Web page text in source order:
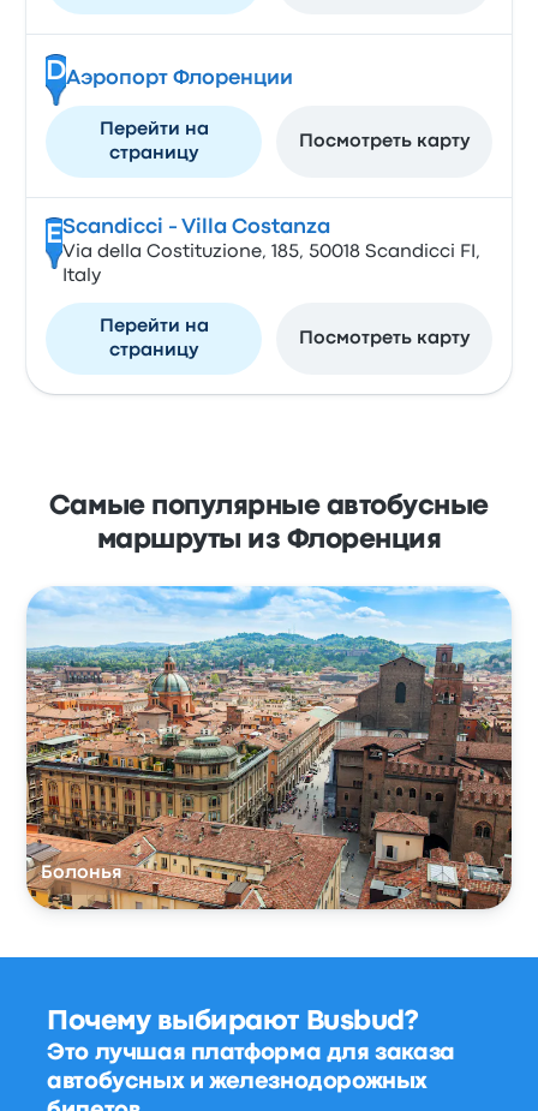
DАэропорт Флоренции
Перейти на
страницу
Посмотреть карту
EScandicci - Villa Costanza
Via della Costituzione, 185, 50018 Scandicci FI,
Italy
Перейти на
страницу
Посмотреть карту
Самые популярные автобусные
маршруты из Флоренция
Болонья
Почему выбирают Busbud?
Это лучшая платформа для заказа
автобусных и железнодорожных